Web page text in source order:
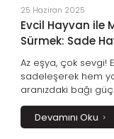
25 Haziran 2025
Evcil Hayvan ile
Sürmek: Sade
Az eşya, çok sevgi!
sadeleşerek hem
aranızdaki bağı
şimdi patili dostlarla
Devamını Oku